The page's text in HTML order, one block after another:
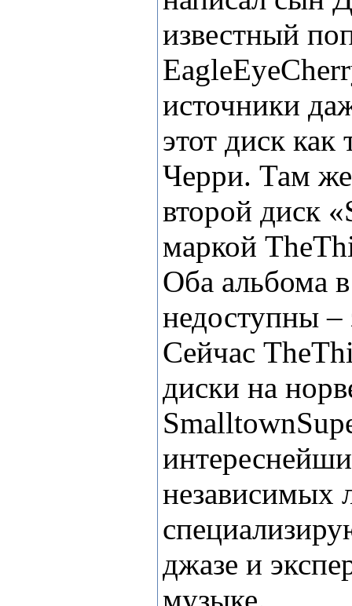
известный
EagleEye
источники
этот диск
Черри. Там
второй диск «
маркой The
Оба альбома
недоступны –
Сейчас The
диски на
Smalltown
независимых
джазе и